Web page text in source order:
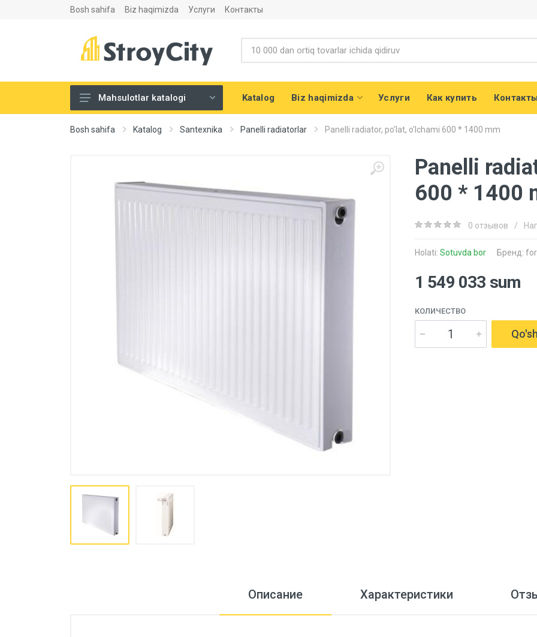
Bosh sahifa Biz haqimizda Услуги Контакты
Listovoy materiallar va
aksesuarlari
шумоизоляция
Mahsulotlar katalogi Katalog Biz haqimizda Услуги Как купить
Bosh sahifa Katalog Santexnika Panelli radiatorlar Panelli radiator, po'lat, o'lchami 600 * 1400 mm
Panelli
600 * 1400
0 отзывов /
Holati: Sotuvda bor Бренд:
1 549 033 sum
КОЛИЧЕСТВО
Описание Характеристики